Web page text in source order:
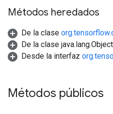
Métodos heredados
De la clase
De la clase java.lang.Object
Desde la interfaz
Métodos públicos